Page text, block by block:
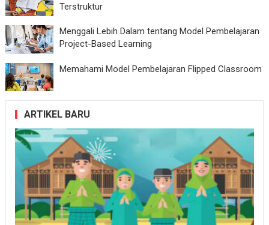
Terstruktur
Menggali Lebih Dalam tentang Model Pembelajaran
Project-Based Learning
Memahami Model Pembelajaran Flipped Classroom
ARTIKEL BARU